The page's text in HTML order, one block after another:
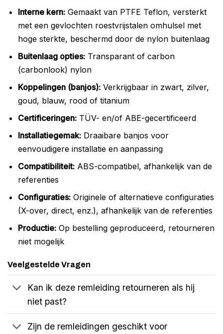
Interne kern:Gemaakt van PTFE Teflon, versterkt
met een gevlochten roestvrijstalen omhulsel met
hoge sterkte, beschermd door de nylon buitenlaag
Buitenlaag opties:Transparant of carbon
(carbonlook) nylon
Koppelingen (banjos):Verkrijgbaar in zwart, zilver,
goud, blauw, rood of titanium
Certificeringen:TÜV- en/of ABE-gecertificeerd
Installatiegemak:Draaibare banjos voor
eenvoudigere installatie en aanpassing
Compatibiliteit:ABS-compatibel, afhankelijk van de
referenties
Configuraties:Originele of alternatieve configuraties
(X-over, direct, enz.), afhankelijk van de referenties
Productie:Op bestelling geproduceerd, retourneren
niet mogelijk
Veelgestelde Vragen
Kan ik deze remleiding retourneren als hij
niet past?
Zijn de remleidingen geschikt voor